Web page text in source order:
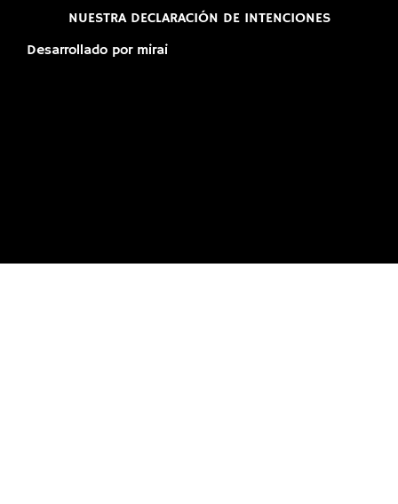
NUESTRA DECLARACIÓN DE INTENCIONES
Desarrollado por mirai